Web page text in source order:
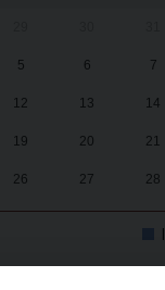
5 6 7
12 13 14
19 20 21
26 27 28
2 3 4